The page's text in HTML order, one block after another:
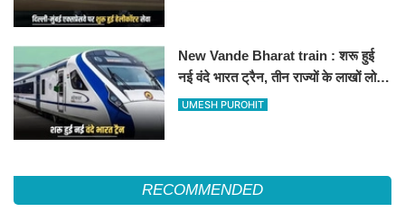
New Vande Bharat train : शरू हुई
नई वंदे भारत ट्रैन, तीन राज्यों के लाखों लोगों
का सफर होगा आसान, देखें पूरा रूटमैप
UMESH PUROHIT
RECOMMENDED